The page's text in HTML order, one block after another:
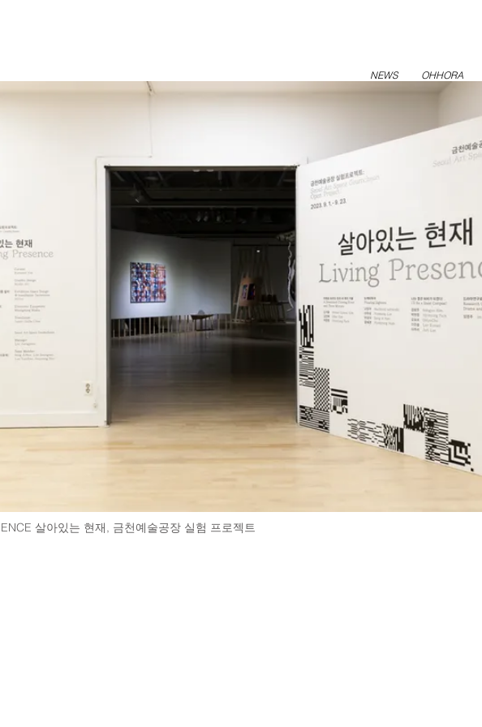
NEWS OHHORA
살아있는 현재, 금천예술공장 실험 프로젝트